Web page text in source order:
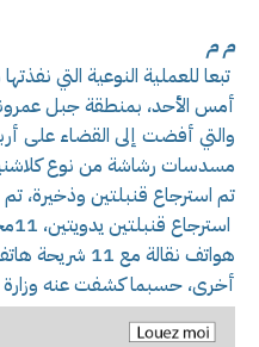
م م
تبعا للعملية النوعية التي
أمس الأحد، بمنطقة جبل
مسدسات رشاشة من نوع
تم استرجاع قنبلتين وذخيرة، تم
أخرى، حسبما كشفت عنه وزارة